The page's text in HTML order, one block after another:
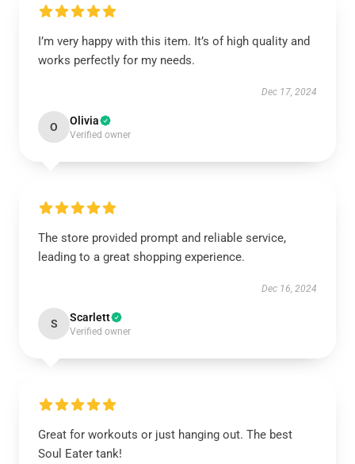
I’m very happy with this item. It’s of high quality and
works perfectly for my needs.
Dec 17, 2024
O Olivia
Verified owner
The store provided prompt and reliable service,
leading to a great shopping experience.
Dec 16, 2024
S Scarlett
Verified owner
Great for workouts or just hanging out. The best
Soul Eater tank!